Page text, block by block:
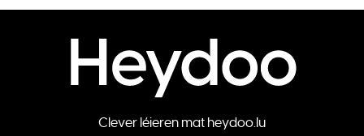
Clever léieren mat heydoo.lu